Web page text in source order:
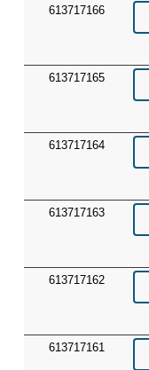
613717166
613717165
613717164
613717163
613717162
613717161